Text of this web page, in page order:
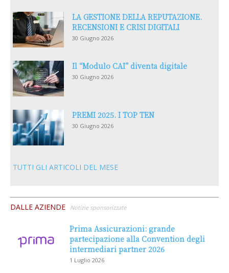
LA GESTIONE DELLA REPUTAZIONE.
RECENSIONI E CRISI DIGITALI
30 Giugno 2026
Il “Modulo CAI” diventa digitale
30 Giugno 2026
PREMI 2025. I TOP TEN
30 Giugno 2026
TUTTI GLI ARTICOLI DEL MESE
DALLE AZIENDE Notizie sponsorizzate
Prima Assicurazioni: grande
partecipazione alla Convention degli
intermediari partner 2026
1 Luglio 2026